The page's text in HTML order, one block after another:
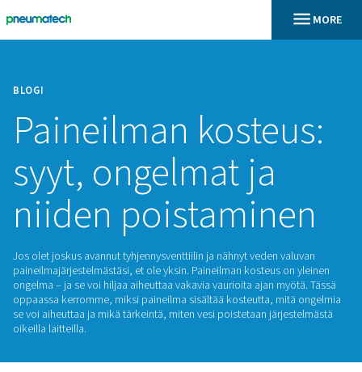
BLOGI
Paineilman
syyt, ongelmat ja
niiden
Jos olet joskus avannut tyhjennysventtiilin ja nähnyt veden
paineilmajärjestelmästäsi, et ole yksin. Paineilman kosteus